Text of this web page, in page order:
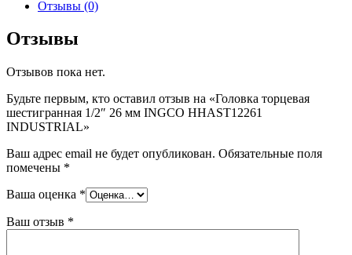
Отзывы (0)
Отзывы
Отзывов пока нет.
Будьте первым, кто оставил отзыв на «Головка торцевая
шестигранная 1/2″ 26 мм INGCO HHAST12261
INDUSTRIAL»
Ваш адрес email не будет опубликован. Обязательные поля
помечены *
Ваша оценка *
Ваш отзыв *